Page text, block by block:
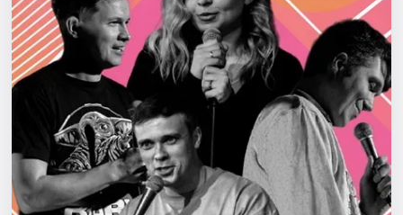
Экскурсии
Спорт
События
Города